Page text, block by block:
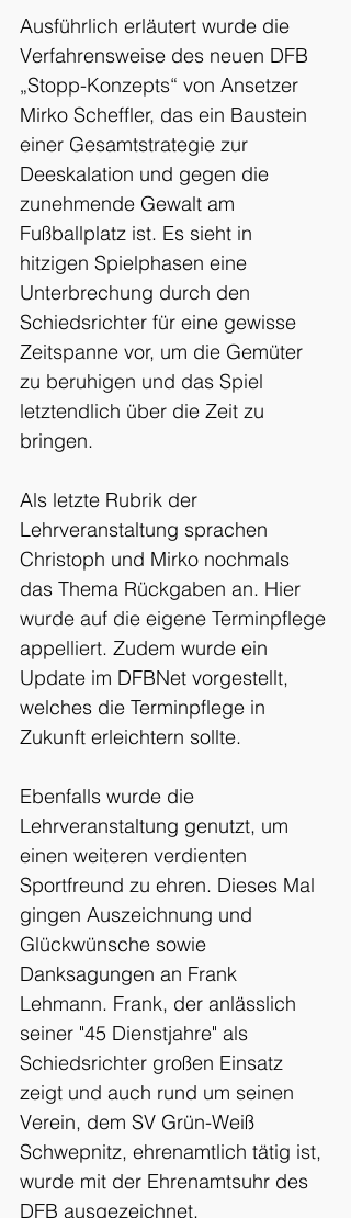
Ausführlich erläutert wurde die
Verfahrensweise des neuen DFB
„Stopp-Konzepts“ von Ansetzer
Mirko Scheffler, das ein Baustein
einer Gesamtstrategie zur
Deeskalation und gegen die
zunehmende Gewalt am
Fußballplatz ist. Es sieht in
hitzigen Spielphasen eine
Unterbrechung durch den
Schiedsrichter für eine gewisse
Zeitspanne vor, um die Gemüter
zu beruhigen und das Spiel
letztendlich über die Zeit zu
bringen.
Als letzte Rubrik der
Lehrveranstaltung sprachen
Christoph und Mirko nochmals
das Thema Rückgaben an. Hier
wurde auf die eigene Terminpflege
appelliert. Zudem wurde ein
Update im DFBNet vorgestellt,
welches die Terminpflege in
Zukunft erleichtern sollte.
Ebenfalls wurde die
Lehrveranstaltung genutzt, um
einen weiteren verdienten
Sportfreund zu ehren. Dieses Mal
gingen Auszeichnung und
Glückwünsche sowie
Danksagungen an Frank
Lehmann. Frank, der anlässlich
seiner "45 Dienstjahre" als
Schiedsrichter großen Einsatz
zeigt und auch rund um seinen
Verein, dem SV Grün-Weiß
Schwepnitz, ehrenamtlich tätig ist,
wurde mit der Ehrenamtsuhr des
DFB ausgezeichnet.